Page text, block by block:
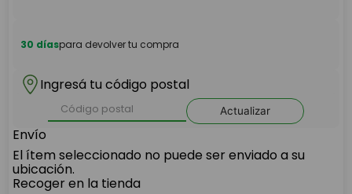
30 díaspara devolver tu compra
Ingresá tu código postal
Actualizar
Envío
El ítem seleccionado no puede ser enviado a su
ubicación.
Recoger en la tienda